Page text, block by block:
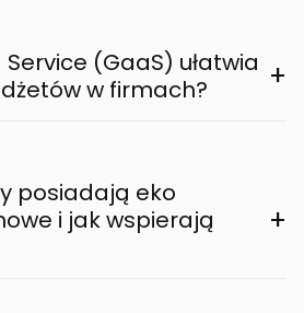
(GaaS) ułatwia
w firmach?
+
posiadają eko
i jak wspierają
+